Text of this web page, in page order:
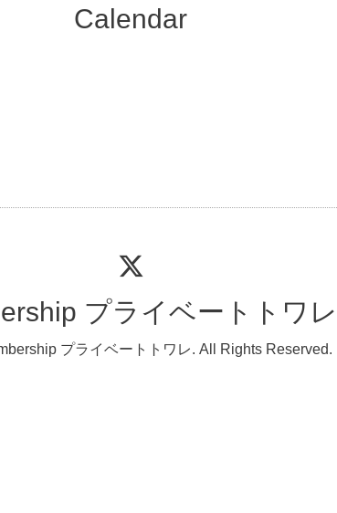
Calendar
プライベートトワレ
プライベートトワレ. All Rights Reserved.